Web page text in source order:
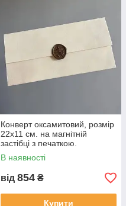
Конверт оксамитовий, розмір
22х11 см. на магнітній
застібці з печаткою.
В наявності
від 854 ₴
Купити